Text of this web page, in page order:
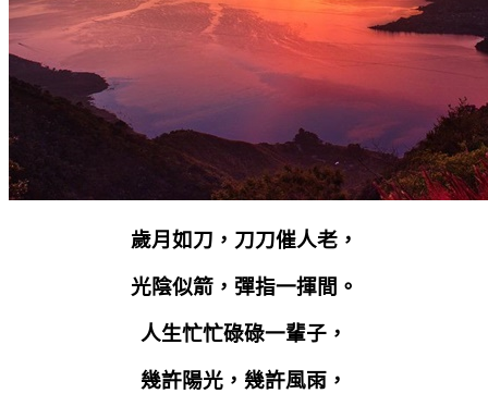
歲月如刀，刀刀催人老，
光陰似箭，彈指一揮間。
人生忙忙碌碌一輩子，
幾許陽光，幾許風雨，